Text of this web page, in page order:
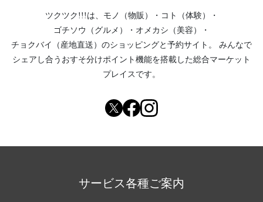
ツクツク!!!は、 モノ（物販） ・ コト（体験）
・
ゴチソウ（グルメ）
・ オメカシ（美容）
・
チョクバイ（産地直送） のショッピングと予約サイト。
みんなで
シェアし合う おすそ分けポイント機能を搭載した総合マーケット
プレイスです。
サービス各種ご案内